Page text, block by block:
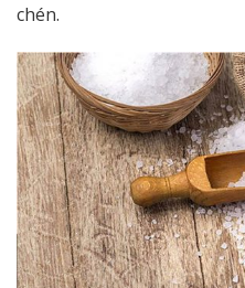
chén.